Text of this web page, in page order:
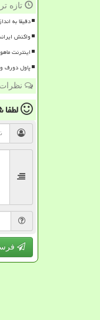
تازه
دقیقا به
واکنش
اینترنت
پاول دورف